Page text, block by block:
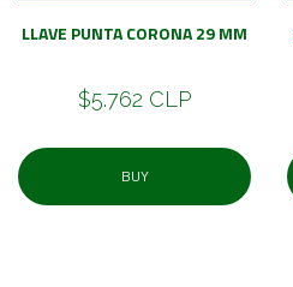
LLAVE PUNTA CORONA 29 MM
$5.762 CLP
BUY